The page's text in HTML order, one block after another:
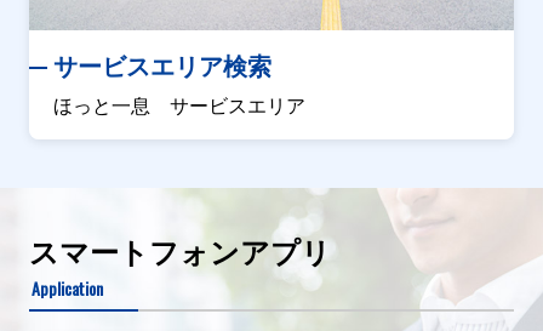
サービスエリア検索
ほっと一息 サービスエリア
スマートフォンアプリ
Application